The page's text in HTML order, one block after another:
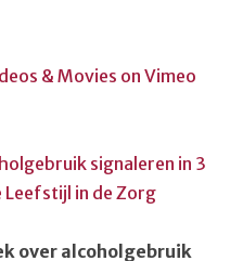
& Movies on Vimeo
signaleren in 3
in de Zorg
over alcoholgebruik